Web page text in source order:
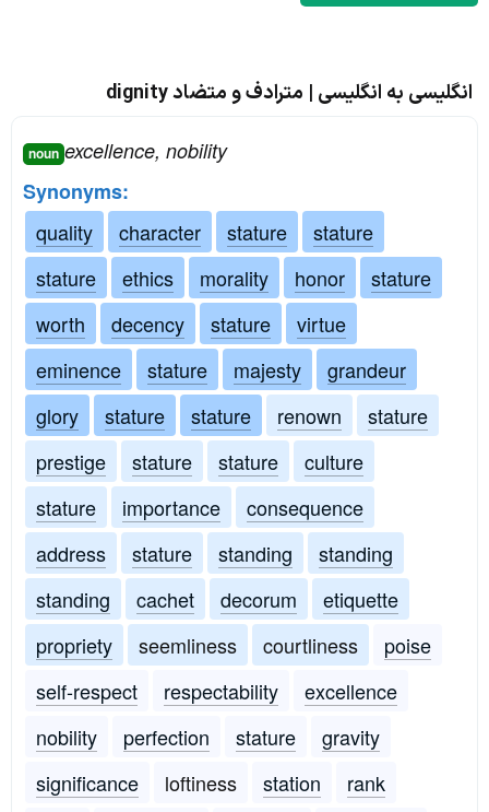
انگلیسی به انگلیسی | مترادف و متضاد dignity
noun excellence, nobility
Synonyms:
quality
character stature
stature
stature
ethics morality honor
stature
worth
decency stature
virtue
eminence
stature majesty
grandeur
glory
stature stature renown
stature
prestige
stature stature
culture
stature
importance
consequence
address
stature standing
standing
standing
cachet decorum
etiquette
propriety
seemliness courtliness
poise
self-respect
respectability
excellence
nobility
perfection stature
gravity
significance
loftiness station
rank